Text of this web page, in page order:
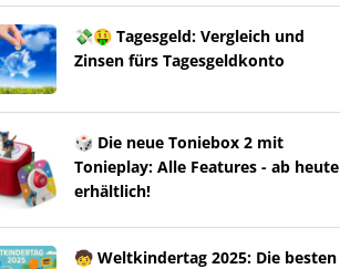
💸🤑 Tagesgeld: Vergleich und
Zinsen fürs Tagesgeldkonto
🎲 Die neue Toniebox 2 mit
Tonieplay: Alle Features - ab heute
erhältlich!
🧒 Weltkindertag 2025: Die besten